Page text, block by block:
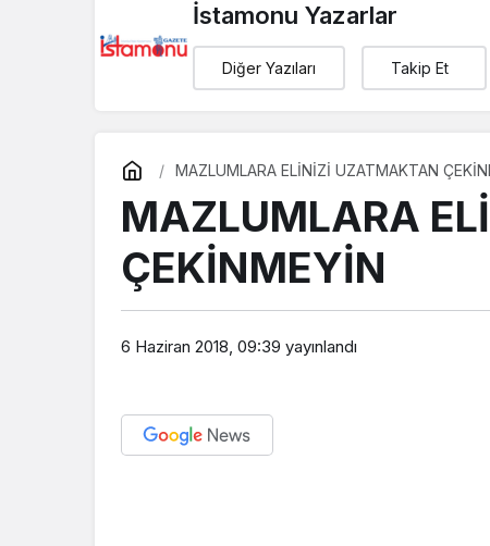
İstamonu Yazarlar
Diğer Yazıları Takip Et
MAZLUMLARA ELİNİZİ UZATMAKTAN
MAZLUMLARA
ÇEKİNMEYİN
6 Haziran 2018, 09:39 yayınlandı